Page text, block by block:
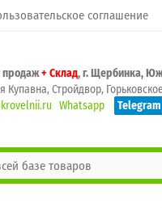
соглашение
+ Склад, г. Щербинка,
Купавна, Стройдвор,
Whatsapp Telegram